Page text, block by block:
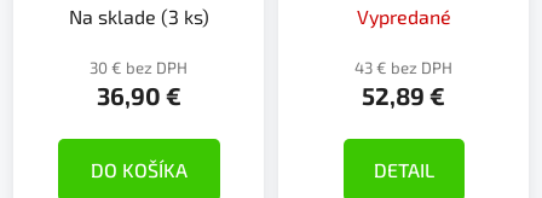
Na sklade (3 ks)
30 € bez DPH
36,90 €
DO KOŠÍKA
Vypredané
43 € bez DPH
52,89 €
DETAIL